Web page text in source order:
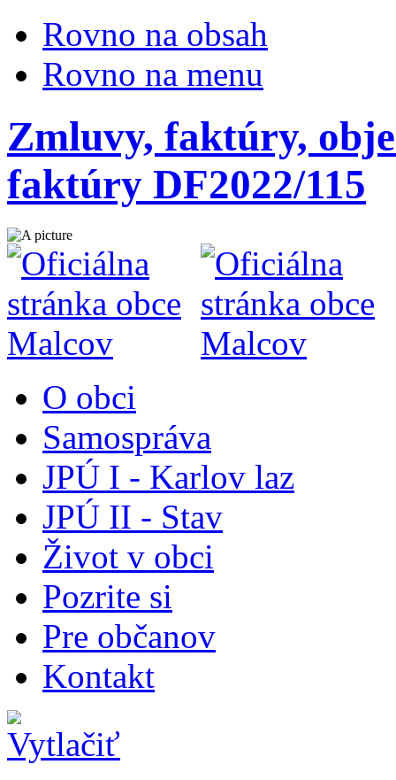
Rovno na obsah
Rovno na menu
Zmluvy, faktúry,
faktúry DF2022/115
O obci
Samospráva
JPÚ I - Karlov laz
JPÚ II - Stav
Život v obci
Pozrite si
Pre občanov
Kontakt